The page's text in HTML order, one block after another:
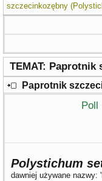
szczecinkozębny
TEMAT:
Paprotnik
Poll
Polystichum
dawniej używane nazwy: